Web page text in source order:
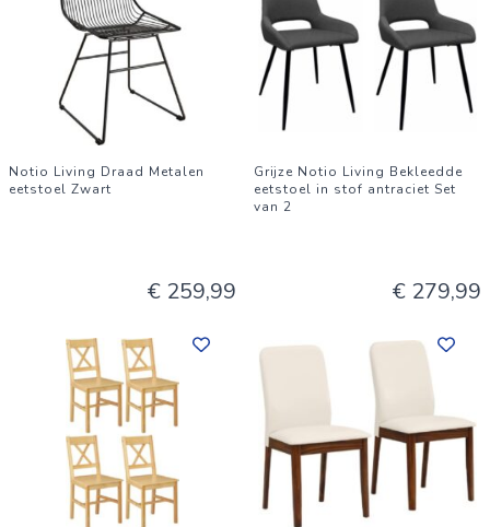
Notio Living Draad Metalen
eetstoel Zwart
€ 259,99
Grijze Notio Living Bekleedde
eetstoel in stof antraciet Set
van 2
€ 279,99